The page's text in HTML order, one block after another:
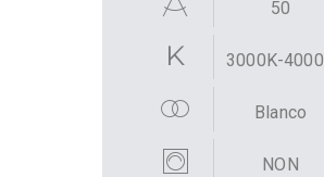
50
3000K-
Blanco
NON